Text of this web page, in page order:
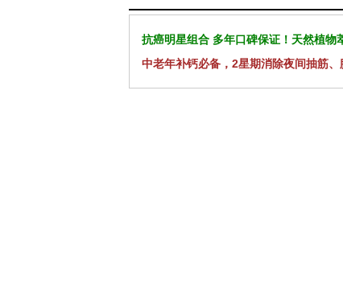
抗癌明星组合 多年口碑保证！天然植物
中老年补钙必备，2星期消除夜间抽筋